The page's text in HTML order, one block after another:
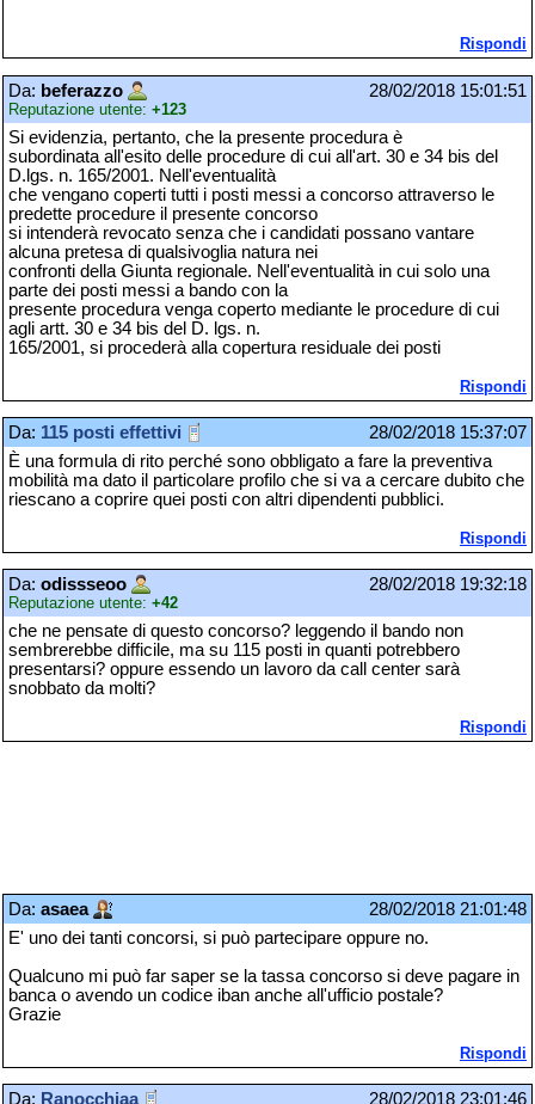
Rispondi
Da: beferazzo
Reputazione utente: +123
28/02/2018 15:01:51
Si evidenzia, pertanto, che la presente procedura è
subordinata all'esito delle procedure di cui all'art. 30 e 34 bis del
D.lgs. n. 165/2001. Nell'eventualità
che vengano coperti tutti i posti messi a concorso attraverso le
predette procedure il presente concorso
si intenderà revocato senza che i candidati possano vantare
alcuna pretesa di qualsivoglia natura nei
confronti della Giunta regionale. Nell'eventualità in cui solo una
parte dei posti messi a bando con la
presente procedura venga coperto mediante le procedure di cui
agli artt. 30 e 34 bis del D. lgs. n.
165/2001, si procederà alla copertura residuale dei posti
Rispondi
Da: 115 posti effettivi
28/02/2018 15:37:07
È una formula di rito perché sono obbligato a fare la preventiva
mobilità ma dato il particolare profilo che si va a cercare dubito che
riescano a coprire quei posti con altri dipendenti pubblici.
Rispondi
Da: odissseoo
Reputazione utente: +42
28/02/2018 19:32:18
che ne pensate di questo concorso? leggendo il bando non
sembrerebbe difficile, ma su 115 posti in quanti potrebbero
presentarsi? oppure essendo un lavoro da call center sarà
snobbato da molti?
Rispondi
Da: asaea
28/02/2018 21:01:48
E' uno dei tanti concorsi, si può partecipare oppure no.
Qualcuno mi può far saper se la tassa concorso si deve pagare in
banca o avendo un codice iban anche all'ufficio postale?
Grazie
Rispondi
Da: Ranocchiaa 28/02/2018 23:01:46